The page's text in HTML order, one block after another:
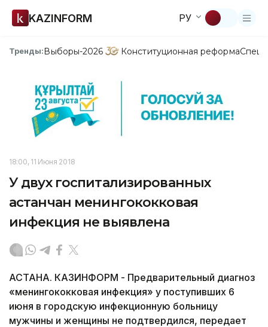
KAZINFORM РУ
Тренды:Выборы-2026 Конституционная реформа
18:00, 11 Июня 2018
У двух госпитализированных
астанчан менингококковая
инфекция не выявлена
АСТАНА. КАЗИНФОРМ - Предварительный диагноз
«менингококковая инфекция» у поступивших 6
июня в городскую инфекционную больницу
мужчины и женщины не подтвердился, передает